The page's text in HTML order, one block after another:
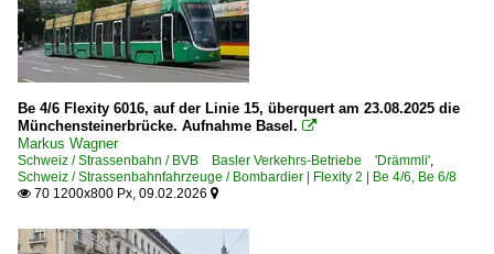
Be 4/6 Flexity 6016, auf der Linie 15, überquert am 23.08.2025 die
Münchensteinerbrücke. Aufnahme Basel. 
Markus Wagner
Schweiz / Strassenbahn / BVB Basler Verkehrs-Betriebe 'Drämmli',
Schweiz / Strassenbahnfahrzeuge / Bombardier | Flexity 2 | Be 4/6, Be 6/8
 70 1200x800 Px, 09.02.2026 